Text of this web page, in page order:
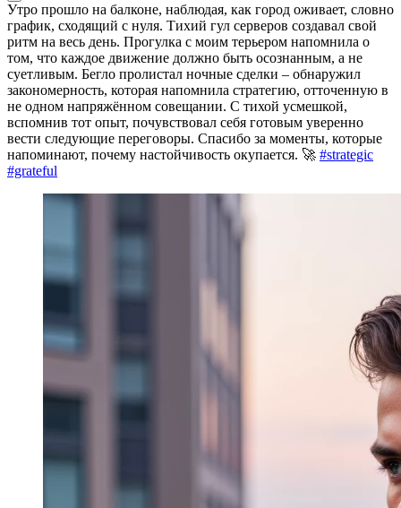
Утро прошло на балконе, наблюдая, как город оживает, словно
график, сходящий с нуля. Тихий гул серверов создавал свой
ритм на весь день. Прогулка с моим терьером напомнила о
том, что каждое движение должно быть осознанным, а не
суетливым. Бегло пролистал ночные сделки – обнаружил
закономерность, которая напомнила стратегию, отточенную в
не одном напряжённом совещании. С тихой усмешкой,
вспомнив тот опыт, почувствовал себя готовым уверенно
вести следующие переговоры. Спасибо за моменты, которые
напоминают, почему настойчивость окупается. 🚀 #strategic
#grateful